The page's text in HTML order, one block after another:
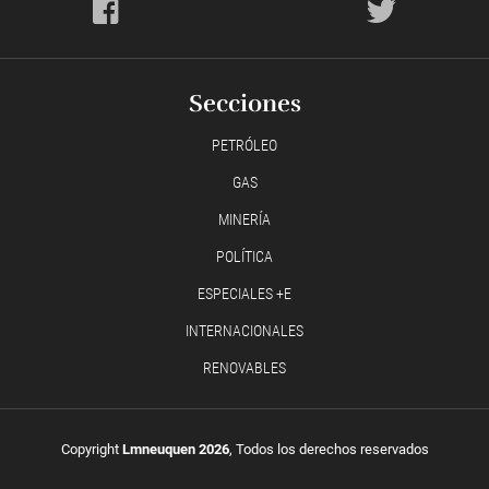
Secciones
PETRÓLEO
GAS
MINERÍA
POLÍTICA
ESPECIALES +E
INTERNACIONALES
RENOVABLES
Copyright Lmneuquen 2026, Todos los derechos reservados